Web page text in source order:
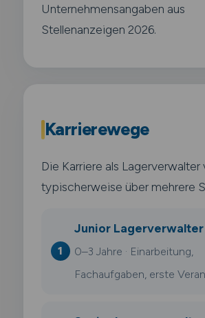
Unternehmensangaben aus
Stellenanzeigen 2026.
Karrierewege
Die Karriere als Lagerverwalter
typischerweise über mehrere
Junior Lagerverwalter
0–3 Jahre · Einarbeitung,
Fachaufgaben, erste